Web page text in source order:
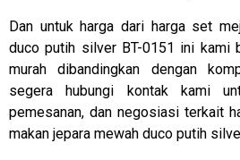
Dan untuk harga dari harga set
duco putih silver BT-0151 ini kami
murah dibandingkan dengan
segera hubungi kontak kami
pemesanan, dan negosiasi terkait
makan jepara mewah duco putih